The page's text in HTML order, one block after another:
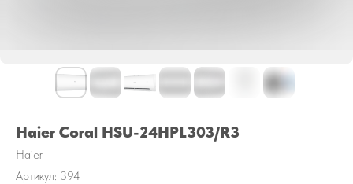
Haier Coral HSU-24HPL303/R3
Haier
Артикул: 394